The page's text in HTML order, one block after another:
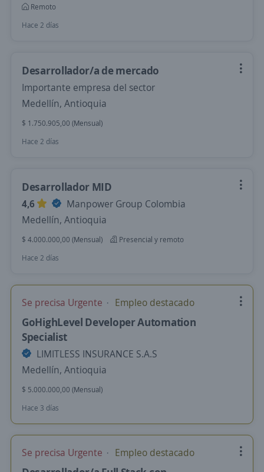
Remoto
Hace 2 días
Desarrollador/a de mercado
Importante empresa del sector
Medellín, Antioquia
$ 1.750.905,00 (Mensual)
Hace 2 días
Desarrollador MID
4,6
Manpower Group Colombia
Medellín, Antioquia
$ 4.000.000,00 (Mensual)
Presencial y remoto
Hace 2 días
Se precisa Urgente Empleo destacado
GoHighLevel Developer Automation
Specialist
LIMITLESS INSURANCE S.A.S
Medellín, Antioquia
$ 5.000.000,00 (Mensual)
Hace 3 días
Se precisa Urgente Empleo destacado